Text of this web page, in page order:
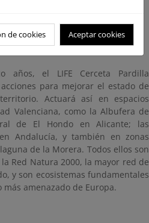
años, el LIFE Cerceta Pardilla
para mejorar el estado de
Actuará así en espacios
Valenciana, como la Albufera de
de El Hondo en Alicante; las
Andalucía, y también en zonas
de la Morera. Todos ellos son
Red Natura 2000, la mayor red de
y son ecosistemas fundamentales
amenazado de Europa.
de cookies Aceptar cookies